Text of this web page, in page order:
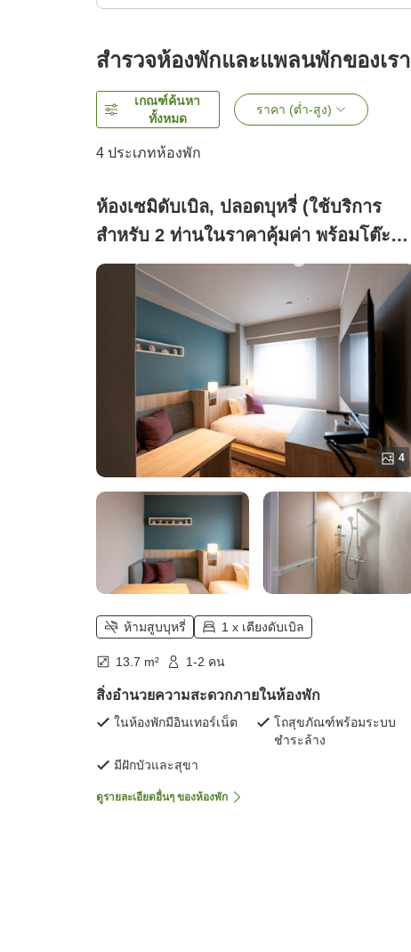
สำรวจห้องพักและแพลนพักของเรา
เกณฑ์ค้นหา
ทั้งหมด
ราคา (ต่ำ-สูง)
4 ประเภทห้องพัก
ห้องเซมิดับเบิล, ปลอดบุหรี่ (ใช้บริการ
สำหรับ 2 ท่านในราคาคุ้มค่า พร้อมโต๊ะ
ทำงานสำหรับธุรกิจ 1 ท่าน)
4
ห้ามสูบบุหรี่ 1 x เตียงดับเบิล
13.7 m² 1-2 คน
สิ่งอำนวยความสะดวกภายในห้องพัก
ในห้องพักมีอินเทอร์เน็ต
โถสุขภัณฑ์พร้อมระบบ
ชำระล้าง
มีฝักบัวและสุขา
ดูรายละเอียดอื่นๆ ของห้องพัก